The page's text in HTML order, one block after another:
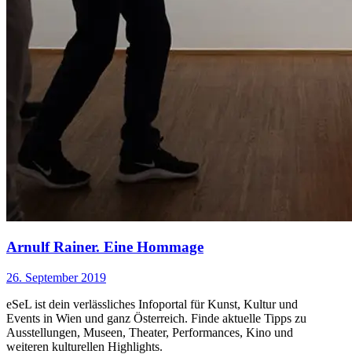
Arnulf Rainer. Eine Hommage
26. September 2019
eSeL ist dein verlässliches Infoportal für Kunst, Kultur und
Events in Wien und ganz Österreich. Finde aktuelle Tipps zu
Ausstellungen, Museen, Theater, Performances, Kino und
weiteren kulturellen Highlights.